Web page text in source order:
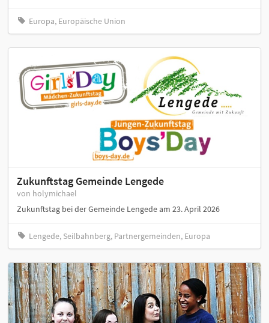
Europa, Europäische Union
Zukunftstag Gemeinde Lengede
von holymichael
Zukunftstag bei der Gemeinde Lengede am 23. April 2026
Lengede, Seilbahnberg, Partnergemeinden, Europa